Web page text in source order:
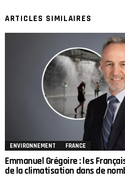
ARTICLES SIMILAIRES
ENVIRONNEMENT FRANCE
Emmanuel Grégoire : les
de la climatisation dans de